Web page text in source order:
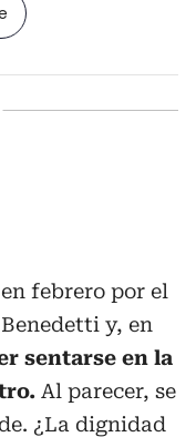
febrero por el
y, en
sentarse en la
Al parecer, se
¿La dignidad